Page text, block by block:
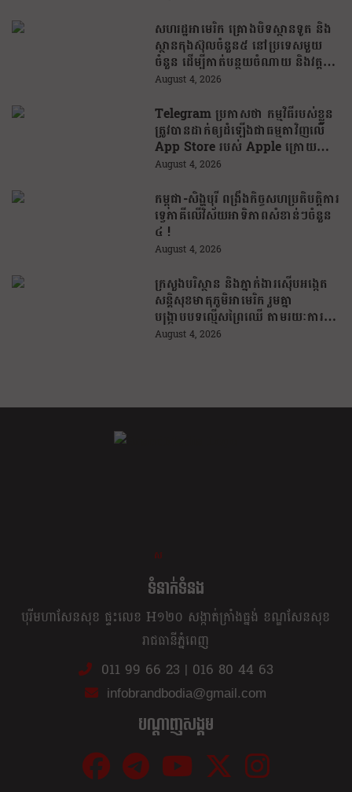
សហរដ្ឋអាមេរិក គ្រោងបិទស្ថានទូត និង
ស្ថានកុងស៊ុលចំនួន៥ នៅប្រទេសមួយ
ចំនួន ដើម្បីកាត់បន្ថយចំណាយ និងវត្ត
មានការទូតដែលគ្មានប្រសិទ្ធភាព
August 4, 2026
Telegram ប្រកាសថា កម្មវិធីរបស់ខ្លួន
ត្រូវបានដាក់ឲ្យដំឡើងជាធម្មតាវិញលើ
App Store របស់ Apple ក្រោយបាត់
ខ្លួនដោយគ្មានការបញ្ជាក់ពីមូលហេតុ
August 4, 2026
កម្ពុជា-សិង្ហបុរី ពង្រឹងកិច្ចសហប្រតិបត្តិការ
ទ្វេភាគីលើវិស័យអាទិភាពសំខាន់ៗចំនួន
៤ !
August 4, 2026
ក្រសួងបរិស្ថាន និងភ្នាក់ងារស៊ើបអង្កេត
សន្តិសុខមាតុភូមិអាមេរិក រួមគ្នា
បង្រ្កាបបទល្មើសព្រៃឈើ តាមរយៈការប្រើ
ប្រាស់បច្ចេកវិទ្យា
August 4, 2026
ខ្លឹម ខ្លី រហ័ស
ទំនាក់ទំនង
បុរីមហាសែនសុខ ផ្ទះលេខ H១២០ សង្កាត់ក្រាំងធ្នង់ ខណ្ឌសែនសុខ
រាជធានីភ្នំពេញ
011 99 66 23 | 016 80 44 63
infobrandbodia@gmail.com
បណ្ដាញសង្គម